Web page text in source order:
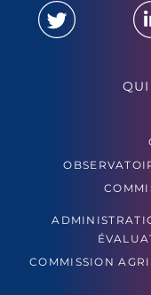
COMMISSION